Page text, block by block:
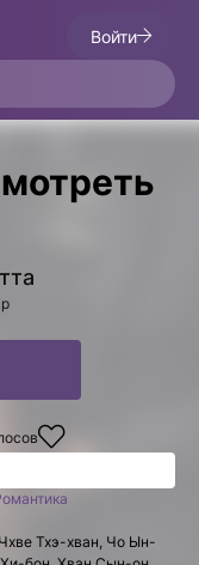
Войти
Тхэ-хван, Чо Ын-